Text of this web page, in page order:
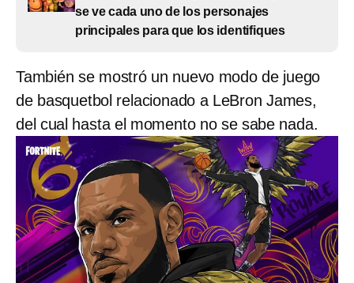
se ve cada uno de los personajes
principales para que los identifiques
También se mostró un nuevo modo de juego
de basquetbol relacionado a LeBron James,
del cual hasta el momento no se sabe nada.